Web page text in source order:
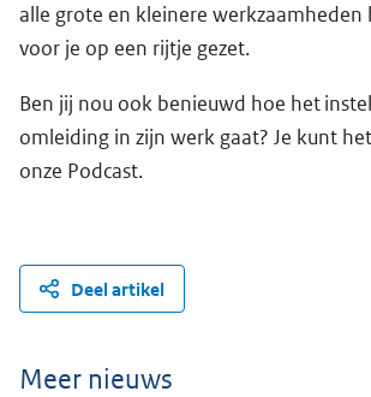
alle grote en kleinere werkzaamheden
voor je op een rijtje gezet.
Ben jij nou ook benieuwd hoe het
omleiding in zijn werk gaat? Je kunt
onze Podcast.
Deel artikel
Meer nieuws